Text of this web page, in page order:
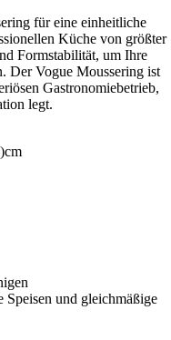
für eine einheitliche
Küche von größter
Formstabilität, um Ihre
Der Vogue Moussering ist
Gastronomiebetrieb,
legt.
Speisen und gleichmäßige